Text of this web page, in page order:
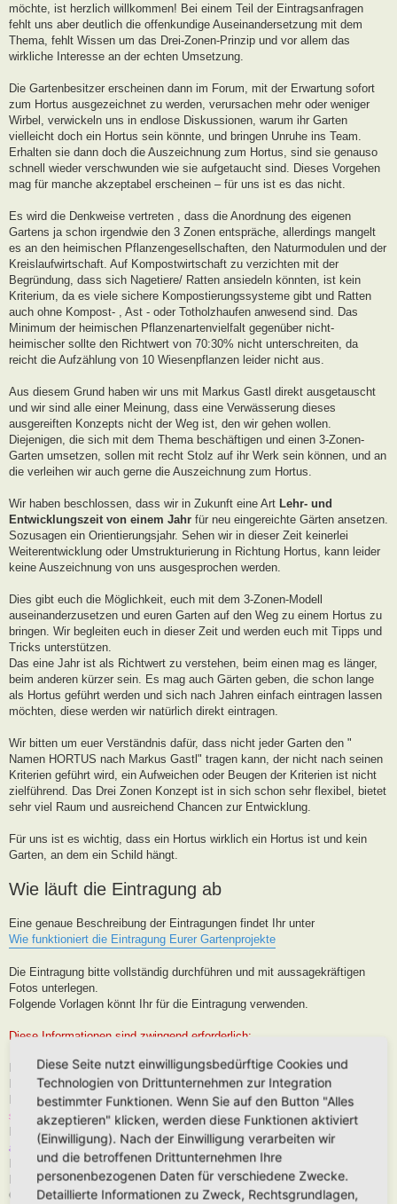
möchte, ist herzlich willkommen! Bei einem Teil der Eintragsanfragen
fehlt uns aber deutlich die offenkundige Auseinandersetzung mit dem
Thema, fehlt Wissen um das Drei-Zonen-Prinzip und vor allem das
wirkliche Interesse an der echten Umsetzung.
Die Gartenbesitzer erscheinen dann im Forum, mit der Erwartung sofort
zum Hortus ausgezeichnet zu werden, verursachen mehr oder weniger
Wirbel, verwickeln uns in endlose Diskussionen, warum ihr Garten
vielleicht doch ein Hortus sein könnte, und bringen Unruhe ins Team.
Erhalten sie dann doch die Auszeichnung zum Hortus, sind sie genauso
schnell wieder verschwunden wie sie aufgetaucht sind. Dieses Vorgehen
mag für manche akzeptabel erscheinen – für uns ist es das nicht.
Es wird die Denkweise vertreten , dass die Anordnung des eigenen
Gartens ja schon irgendwie den 3 Zonen entspräche, allerdings mangelt
es an den heimischen Pflanzengesellschaften, den Naturmodulen und der
Kreislaufwirtschaft. Auf Kompostwirtschaft zu verzichten mit der
Begründung, dass sich Nagetiere/ Ratten ansiedeln könnten, ist kein
Kriterium, da es viele sichere Kompostierungssysteme gibt und Ratten
auch ohne Kompost- , Ast - oder Totholzhaufen anwesend sind. Das
Minimum der heimischen Pflanzenartenvielfalt gegenüber nicht-
heimischer sollte den Richtwert von 70:30% nicht unterschreiten, da
reicht die Aufzählung von 10 Wiesenpflanzen leider nicht aus.
Aus diesem Grund haben wir uns mit Markus Gastl direkt ausgetauscht
und wir sind alle einer Meinung, dass eine Verwässerung dieses
ausgereiften Konzepts nicht der Weg ist, den wir gehen wollen.
Diejenigen, die sich mit dem Thema beschäftigen und einen 3-Zonen-
Garten umsetzen, sollen mit recht Stolz auf ihr Werk sein können, und an
die verleihen wir auch gerne die Auszeichnung zum Hortus.
Wir haben beschlossen, dass wir in Zukunft eine Art Lehr- und
Entwicklungszeit von einem Jahr für neu eingereichte Gärten ansetzen.
Sozusagen ein Orientierungsjahr. Sehen wir in dieser Zeit keinerlei
Weiterentwicklung oder Umstrukturierung in Richtung Hortus, kann leider
keine Auszeichnung von uns ausgesprochen werden.
Dies gibt euch die Möglichkeit, euch mit dem 3-Zonen-Modell
auseinanderzusetzen und euren Garten auf den Weg zu einem Hortus zu
bringen. Wir begleiten euch in dieser Zeit und werden euch mit Tipps und
Tricks unterstützen.
Das eine Jahr ist als Richtwert zu verstehen, beim einen mag es länger,
beim anderen kürzer sein. Es mag auch Gärten geben, die schon lange
als Hortus geführt werden und sich nach Jahren einfach eintragen lassen
möchten, diese werden wir natürlich direkt eintragen.
Wir bitten um euer Verständnis dafür, dass nicht jeder Garten den "
Namen HORTUS nach Markus Gastl" tragen kann, der nicht nach seinen
Kriterien geführt wird, ein Aufweichen oder Beugen der Kriterien ist nicht
zielführend. Das Drei Zonen Konzept ist in sich schon sehr flexibel, bietet
sehr viel Raum und ausreichend Chancen zur Entwicklung.
Für uns ist es wichtig, dass ein Hortus wirklich ein Hortus ist und kein
Garten, an dem ein Schild hängt.
Wie läuft die Eintragung ab
Eine genaue Beschreibung der Eintragungen findet Ihr unter
Wie funktioniert die Eintragung Eurer Gartenprojekte
Die Eintragung bitte vollständig durchführen und mit aussagekräftigen
Fotos unterlegen.
Folgende Vorlagen könnt Ihr für die Eintragung verwenden.
Diese Informationen sind zwingend erforderlich:
Hortus-Name:
Bedeutung des Hortus-Namens:
Dein Name:(Muss kein Realnamen sein, kann auch Euer Forenname
sein)
Postleitzahl (oder franz. Region):Brauche ich für die Karteneintrag, wird
aber nur in der Nähe, niemals Punktgenau platziert
Hortus-Ort:wie PLZ
Hortus-Land:
Größe in m2:
Diese Seite nutzt einwilligungsbedürftige Cookies und
Technologien von Drittunternehmen zur Integration
bestimmter Funktionen. Wenn Sie auf den Button "Alles
akzeptieren" klicken, werden diese Funktionen aktiviert
(Einwilligung). Nach der Einwilligung verarbeiten wir
und die betroffenen Drittunternehmen Ihre
personenbezogenen Daten für verschiedene Zwecke.
Detaillierte Informationen zu Zweck, Rechtsgrundlagen,